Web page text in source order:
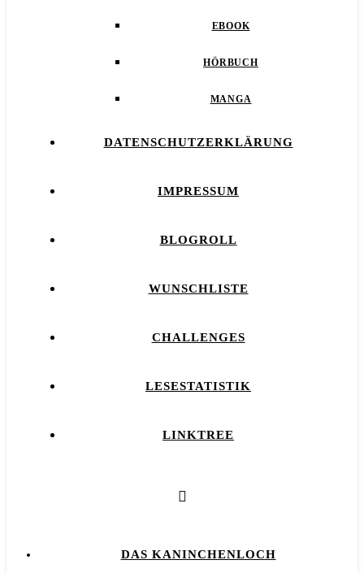
EBOOK
HÖRBUCH
MANGA
DATENSCHUTZERKLÄRUNG
IMPRESSUM
BLOGROLL
WUNSCHLISTE
CHALLENGES
LESESTATISTIK
LINKTREE
DAS KANINCHENLOCH